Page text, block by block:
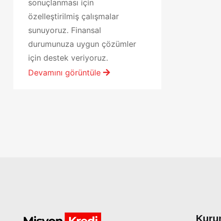
sonuçlanması için
özelleştirilmiş çalışmalar
sunuyoruz. Finansal
durumunuza uygun çözümler
için destek veriyoruz.
Devamını görüntüle